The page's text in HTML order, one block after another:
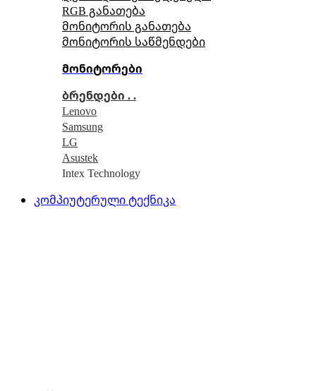
RGB განათება
მონიტორის განათება
მონიტორის საწმენდები
მონიტორები
ბრენდები . .
Lenovo
Samsung
LG
Asustek
Intex Technology
კომპიუტერული ტექნიკა